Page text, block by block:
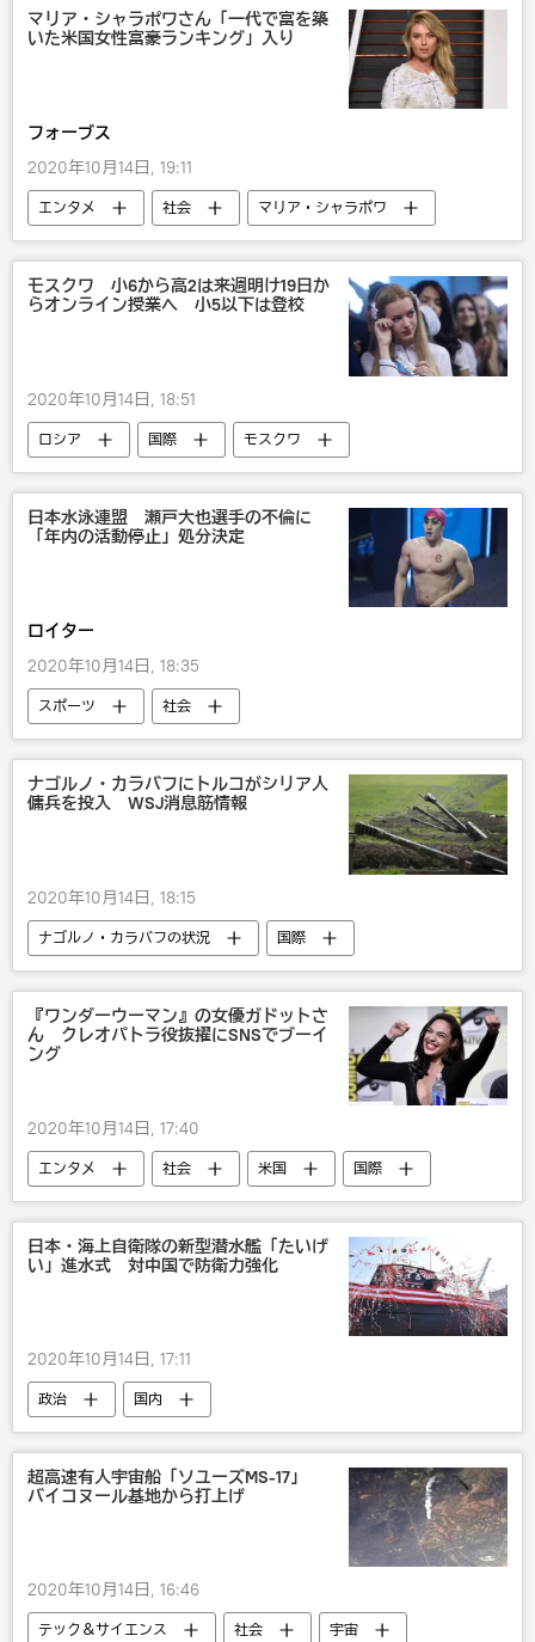
マリア・シャラポワさん「一代で富を築
いた米国女性富豪ランキング」入り
フォーブス
2020年10月14日, 19:11
エンタメ 社会 マリア・シャラポワ
モスクワ 小6から高2は来週明け19日か
らオンライン授業へ 小5以下は登校
2020年10月14日, 18:51
ロシア 国際 モスクワ
日本水泳連盟 瀬戸大也選手の不倫に
「年内の活動停止」処分決定
ロイター
2020年10月14日, 18:35
スポーツ 社会
ナゴルノ・カラバフにトルコがシリア人
傭兵を投入 WSJ消息筋情報
2020年10月14日, 18:15
ナゴルノ・カラバフの状況
国際
トルコ
アルメニア
アゼルバイジャン
『ワンダーウーマン』の女優ガドットさ
ん クレオパトラ役抜擢にSNSでブーイ
ング
2020年10月14日, 17:40
エンタメ 社会 米国
国際
映画
日本・海上自衛隊の新型潜水艦「たいげ
い」進水式 対中国で防衛力強化
2020年10月14日, 17:11
政治 国内
超高速有人宇宙船「ソユーズMS-17」
バイコヌール基地から打上げ
2020年10月14日, 16:46
テック＆サイエンス 社会 宇宙